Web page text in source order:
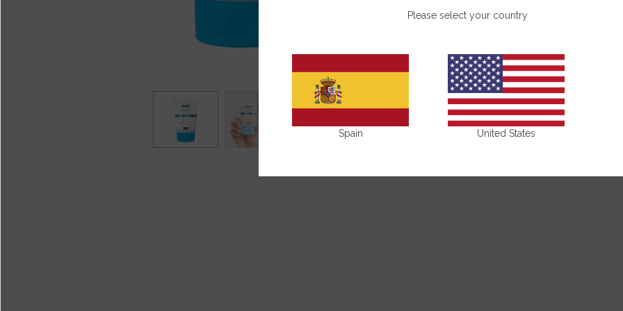
Conseils
Composition
Please select your country
Spain United States